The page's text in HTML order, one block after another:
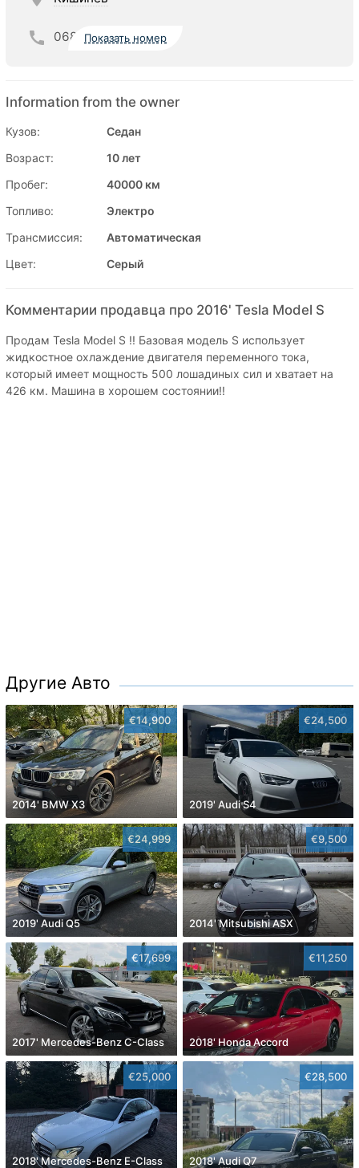
068 Показать номер
Information from the owner
Кузов:
Седан
Возраст:
10 лет
Пробег:
40000 км
Топливо:
Электро
Трансмиссия:
Автоматическая
Цвет:
Серый
Комментарии продавца про 2016' Tesla Model S
Продам Tesla Model S !! Базовая модель S использует
жидкостное охлаждение двигателя переменного тока,
который имеет мощность 500 лошадиных сил и хватает на
426 км. Машина в хорошем состоянии!!
Другие Авто
€14,900
2014' BMW X3
€24,500
2019' Audi S4
€24,999
2019' Audi Q5
€9,500
2014' Mitsubishi ASX
€17,699
2017' Mercedes-Benz C-Class
€11,250
2018' Honda Accord
€25,000
2018' Mercedes-Benz E-Class
€28,500
2018' Audi Q7